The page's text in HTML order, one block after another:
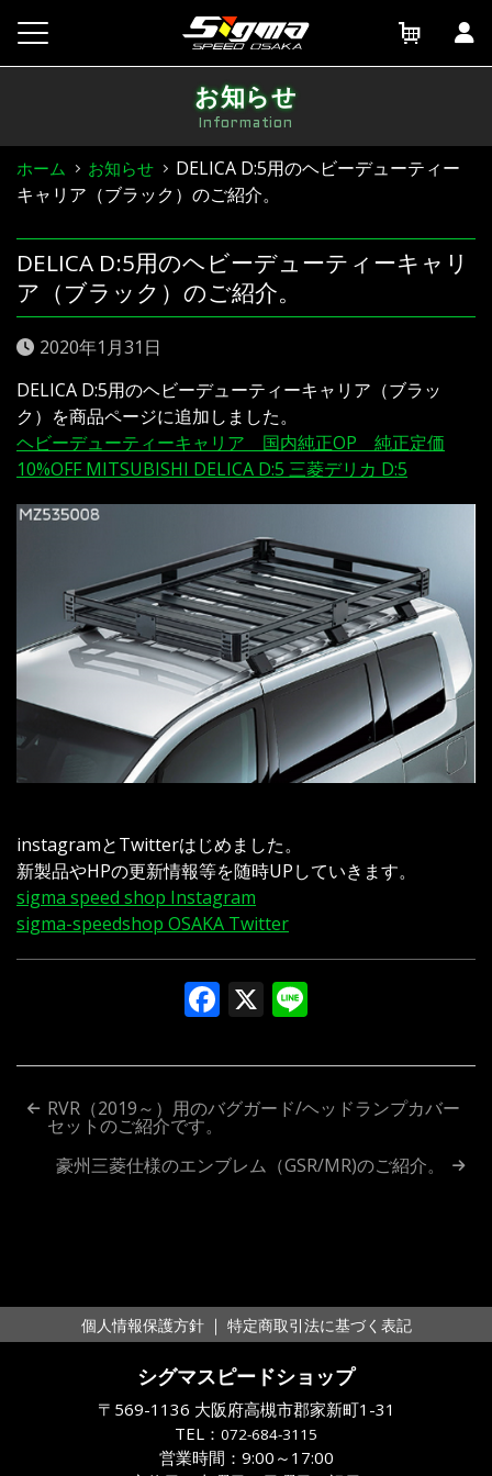
content
お知らせ
Information
ホーム お知らせ
DELICA D:5用のヘビーデューティー
キャリア（ブラック）のご紹介。
DELICA D:5用のヘビーデューティーキャリ
ア（ブラック）のご紹介。
2020年1月31日
DELICA D:5用のヘビーデューティーキャリア（ブラッ
ク）を商品ページに追加しました。
ヘビーデューティーキャリア 国内純正OP 純正定価
10%OFF MITSUBISHI DELICA D:5 三菱デリカ D:5
instagramとTwitterはじめました。
新製品やHPの更新情報等を随時UPしていきます。
sigma speed shop Instagram
sigma-speedshop OSAKA Twitter
Facebook
X
投
ー
シ
RVR（2019～）用のバグガード/ヘッドランプカバー
セットのご紹介です。
豪州三菱仕様のエンブレム（GSR/MR)のご紹介。
個人情報保護方針 ｜ 特定商取引法に基づく表記
シグマスピードショップ
〒569-1136 大阪府高槻市郡家新町1-31
TEL： 072-684-3115
営業時間：9:00～17:00